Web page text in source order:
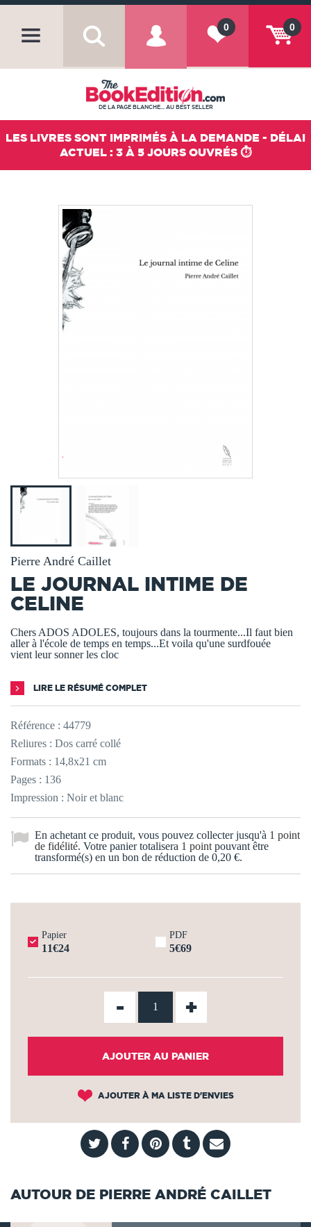
0
0
DE LA PAGE BLANCHE... AU BEST SELLER
LES LIVRES SONT IMPRIMÉS À LA DEMANDE - DÉLAI
ACTUEL : 3 À 5 JOURS OUVRÉS ⏱️
Pierre André Caillet
LE JOURNAL INTIME DE
CELINE
Chers ADOS ADOLES, toujours dans la tourmente...Il faut bien
aller à l'école de temps en temps...Et voila qu'une surdfouée
vient leur sonner les cloc
LIRE LE RÉSUMÉ COMPLET
Référence : 44779
Reliures : Dos carré collé
Formats : 14,8x21 cm
Pages : 136
Impression : Noir et blanc
En achetant ce produit, vous pouvez collecter jusqu'à 1 point
de fidélité. Votre panier totalisera 1 point pouvant être
transformé(s) en un bon de réduction de 0,20 €.
Papier
11€24
PDF
5€69
- +
AJOUTER AU PANIER
AJOUTER À MA LISTE D'ENVIES
AUTOUR DE PIERRE ANDRÉ CAILLET